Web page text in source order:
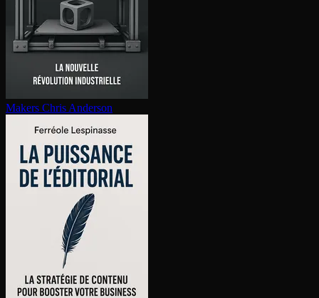
Makers Chris Anderson